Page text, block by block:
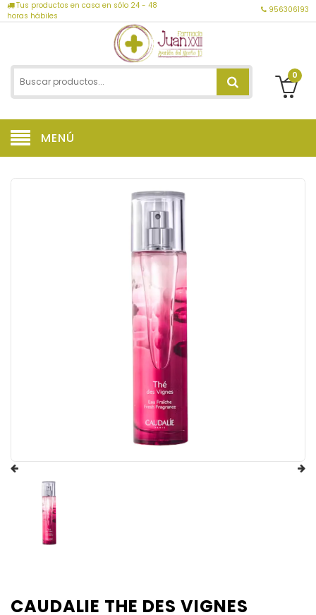
Tus productos en casa en sólo 24 - 48
horas hábiles
956306193
0
MENÚ
CAUDALIE THE DES VIGNES